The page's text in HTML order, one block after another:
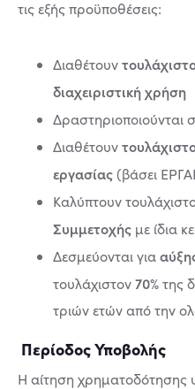
τις εξής προϋποθέσεις:
Διαθέτουν
διαχειριστική χρήση
Δραστηριοποιούνται
Διαθέτουν
εργασίας(βάσει
Καλύπτουν
Συμμετοχής με ίδια
Δεσμεύονται για
τουλάχιστον70%της
τριών ετών από την
Περίοδος Υποβολής
​Η αίτηση χρηματοδότησης